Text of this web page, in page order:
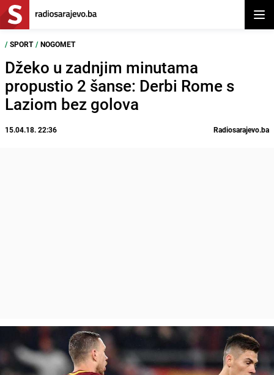
/ SPORT / NOGOMET
Džeko u zadnjim minutama
propustio 2 šanse: Derbi Rome s
Laziom bez golova
15.04.18. 22:36 Radiosarajevo.ba